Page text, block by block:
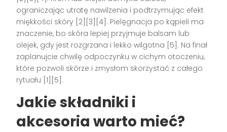
ograniczając utratę nawilżenia i podtrzymując efekt
miękkości skóry [2][3][4]. Pielęgnacja po kąpieli ma
znaczenie, bo skóra lepiej przyjmuje balsam lub
olejek, gdy jest rozgrzana i lekko wilgotna [5]. Na finał
zaplanujcie chwilę odpoczynku w cichym otoczeniu,
które pozwoli skórze i zmysłom skorzystać z całego
rytuału [1][5].
Jakie składniki i
akcesoria warto mieć?